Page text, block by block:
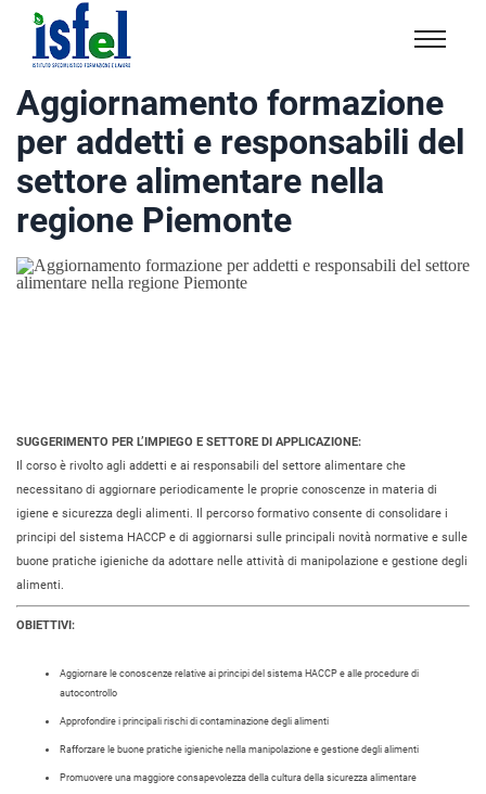
Isfel
Istituto
specialistico
formazione
lavoro
Aggiornamento formazione
per addetti e responsabili del
settore alimentare nella
regione Piemonte
SUGGERIMENTO PER L’IMPIEGO E SETTORE DI APPLICAZIONE:
Il corso è rivolto agli addetti e ai responsabili del settore alimentare che
necessitano di aggiornare periodicamente le proprie conoscenze in materia di
igiene e sicurezza degli alimenti. Il percorso formativo consente di consolidare i
principi del sistema HACCP e di aggiornarsi sulle principali novità normative e sulle
buone pratiche igieniche da adottare nelle attività di manipolazione e gestione degli
alimenti.
OBIETTIVI:
Aggiornare le conoscenze relative ai principi del sistema HACCP e alle procedure di
autocontrollo
Approfondire i principali rischi di contaminazione degli alimenti
Rafforzare le buone pratiche igieniche nella manipolazione e gestione degli alimenti
Promuovere una maggiore consapevolezza della cultura della sicurezza alimentare